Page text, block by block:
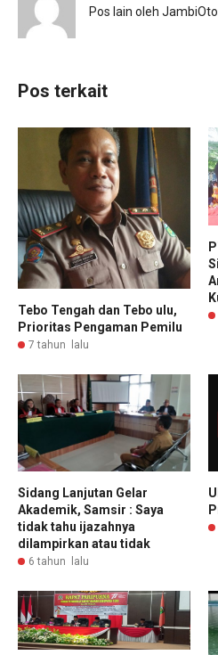
Pos lain oleh
Pos terkait
Tebo Tengah dan Tebo ulu,
Prioritas Pengaman Pemilu
7 tahun lalu
Sidang Lanjutan Gelar
Akademik, Samsir : Saya
tidak tahu ijazahnya
dilampirkan atau tidak
6 tahun lalu